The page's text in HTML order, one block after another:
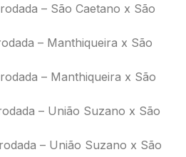
– São Caetano x São
– Manthiqueira x São
– Manthiqueira x São
– União Suzano x São
– União Suzano x São